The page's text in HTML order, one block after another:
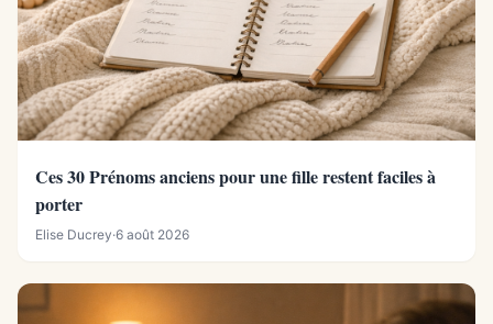
Ces 30 Prénoms anciens pour une fille restent faciles à
porter
Elise Ducrey·6 août 2026